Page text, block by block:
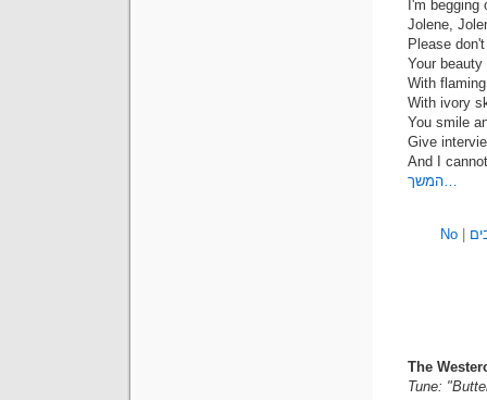
I'm
Jolene,
Please
Your
With
With ivory
You smile
Give
And I
המשך…
No
The
Tune: